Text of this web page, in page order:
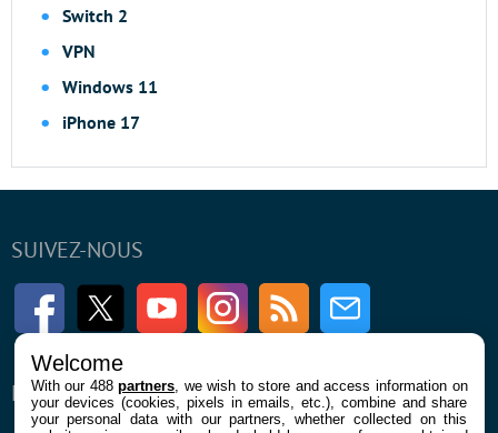
Switch 2
VPN
Windows 11
iPhone 17
SUIVEZ-NOUS
FacebookTwitter Youtube InstagramRSS Newsletter
ENTREPRISE À PROPOS
Welcome
With our 488partners , we wish to store and access information on
your devices (cookies, pixels in emails, etc.), combine and share
your personal data with our partners, whether collected on this